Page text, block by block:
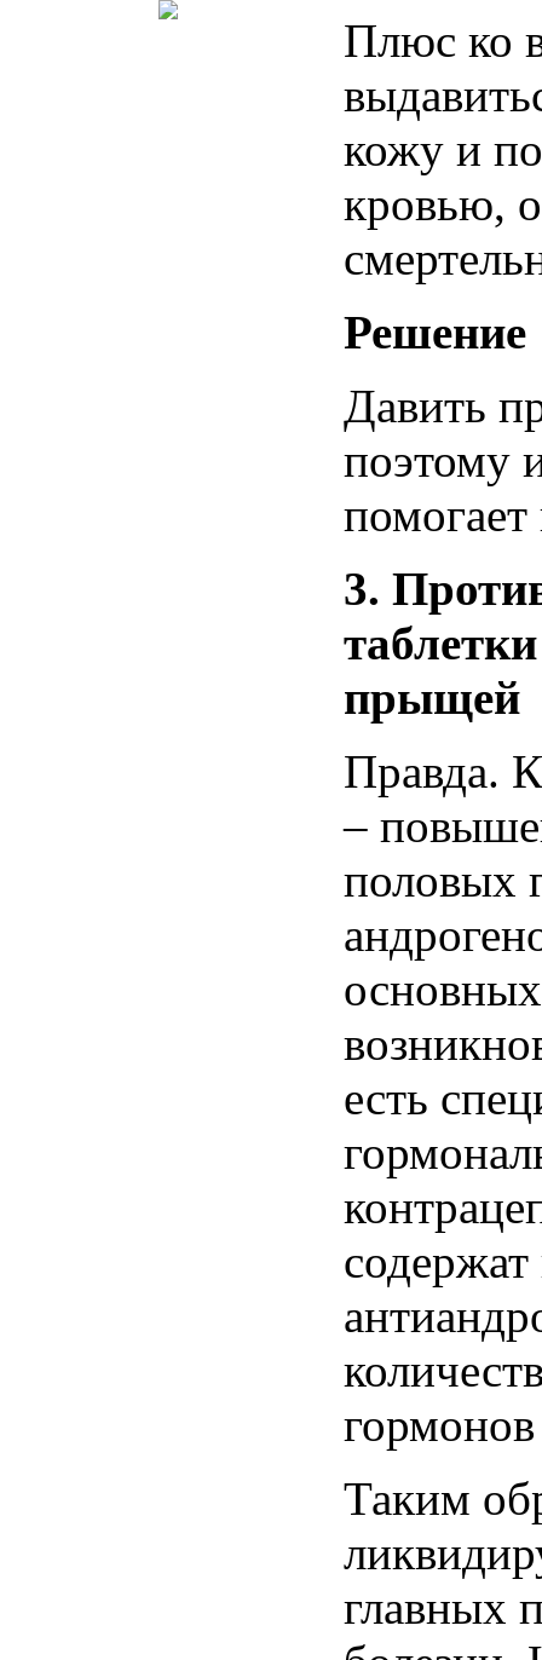
Плюс ко
кожу и
кровью,
Решение
Давить
поэтому
помогает
3.
таблетки
прыщей
Правда.
–
половых
основных
есть
содержат
гормонов
Таким
главных